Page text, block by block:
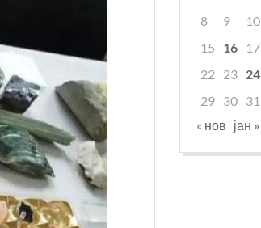
8
9 10
15
16 17
22
23 24
29 30 31
« нов јан »